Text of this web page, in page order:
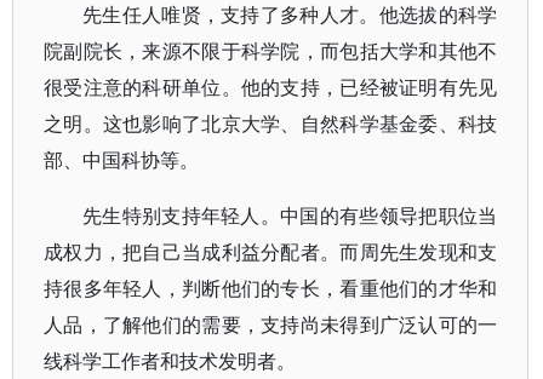
先生任人唯贤，支持了多种人才。他选拔的科学
院副院长，来源不限于科学院，而包括大学和其他不
很受注意的科研单位。他的支持，已经被证明有先见
之明。这也影响了北京大学、自然科学基金委、科技
部、中国科协等。
先生特别支持年轻人。中国的有些领导把职位当
成权力，把自己当成利益分配者。而周先生发现和支
持很多年轻人，判断他们的专长，看重他们的才华和
人品，了解他们的需要，支持尚未得到广泛认可的一
线科学工作者和技术发明者。